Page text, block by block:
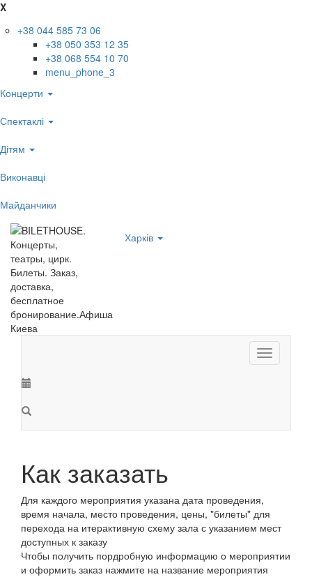
X
+38 044 585 73 06
+38 050 353 12 35
+38 068 554 10 70
menu_phone_3
Концерти
Спектаклі
Дітям
Виконавці
Майданчики
Харків
Toggle
navigation
Как заказать
Для каждого мероприятия указана дата проведения,
время начала, место проведения, цены, "билеты" для
перехода на итерактивную схему зала с указанием мест
доступных к заказу
Чтобы получить пордробную информацию о мероприятии
и оформить заказ нажмите на название мероприятия